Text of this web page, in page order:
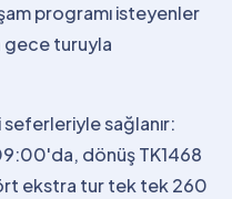
programı isteyenler
gece turuyla
seferleriyle sağlanır:
dönüş TK1468
ekstra tur tek tek 260